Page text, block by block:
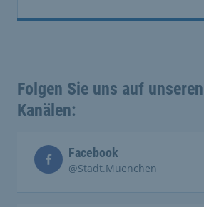
Folgen Sie uns auf
Kanälen:
Facebook
@Stadt.Muenchen